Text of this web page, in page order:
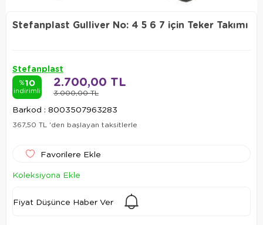
Stefanplast Gulliver No: 4 5 6 7 için Teker Takımı
Stefanplast
%10
indirimli 3.000,00 TL
2.700,00 TL
Barkod : 8003507963283
367,50 TL 'den başlayan taksitlerle
Favorilere Ekle
Koleksiyona Ekle
Fiyat Düşünce Haber Ver